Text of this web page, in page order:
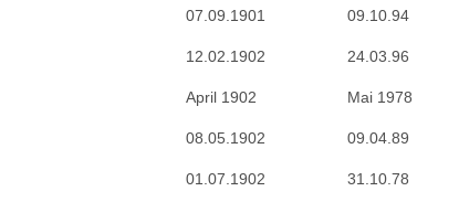
07.09.1901 09.10.94
12.02.1902 24.03.96
April 1902 Mai 1978
08.05.1902 09.04.89
01.07.1902 31.10.78